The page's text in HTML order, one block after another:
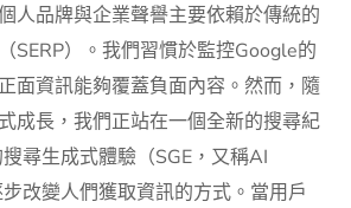
人品牌與企業聲譽主要依賴於傳統的
SERP）。我們習慣於監控Google的
面資訊能夠覆蓋負面內容。然而，隨
成長，我們正站在一個全新的搜尋紀
尋生成式體驗（SGE，又稱AI
改變人們獲取資訊的方式。當用戶